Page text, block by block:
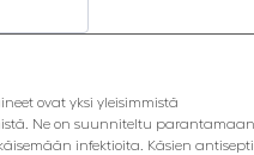
ovat yksi yleisimmistä
Ne on suunniteltu parantamaan
infektioita. Käsien